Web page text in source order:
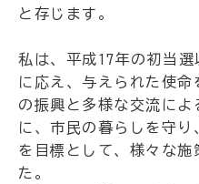
と存じます。
私は、平成17年の初当
に応え、与えられた使
の振興と多様な交流によ
に、市民の暮らしを守
を目標として、様々な施
た。